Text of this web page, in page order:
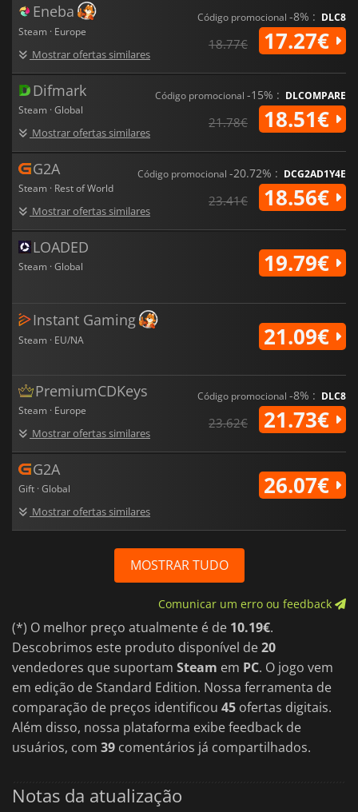
Eneba
Steam · Europe
Mostrar ofertas similares
Código promocional -8% : DLC8
18.77€ 17.27€
Difmark
Steam · Global
Mostrar ofertas similares
Código promocional -15% : DLCOMPARE
21.78€ 18.51€
G2A
Steam · Rest of World
Mostrar ofertas similares
Código promocional -20.72% : DCG2AD1Y4E
23.41€ 18.56€
LOADED
Steam · Global 19.79€
Instant Gaming
Steam · EU/NA 21.09€
PremiumCDKeys
Steam · Europe
Mostrar ofertas similares
Código promocional -8% : DLC8
23.62€ 21.73€
G2A
Gift · Global
Mostrar ofertas similares
26.07€
MOSTRAR TUDO
Comunicar um erro ou feedback
(*) O melhor preço atualmente é de 10.19€.
Descobrimos este produto disponível de20
vendedores que suportam Steam em PC. O jogo vem
em edição de Standard Edition. Nossa ferramenta de
comparação de preços identificou 45 ofertas digitais.
Além disso, nossa plataforma exibe feedback de
usuários, com 39 comentários já compartilhados.
Notas da atualização